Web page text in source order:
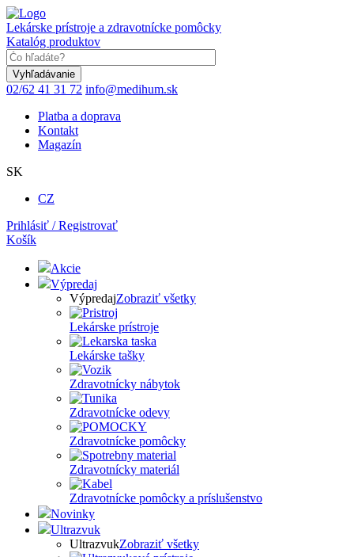
Skočiť
na
hlavný
obsah
Lekárske prístroje a zdravotnícke pomôcky
Katalóg produktov
02/62 41 31 72 info@medihum.sk
Platba a doprava
Kontakt
Magazín
SK
CZ
Prihlásiť / Registrovať
Košík
Akcie
Výpredaj
VýpredajZobraziť všetky
Lekárske prístroje
Lekárske tašky
Zdravotnícky nábytok
Zdravotnícke odevy
Zdravotnícke pomôcky
Zdravotnícky materiál
Zdravotnícke pomôcky a príslušenstvo
Novinky
Ultrazvuk
UltrazvukZobraziť všetky